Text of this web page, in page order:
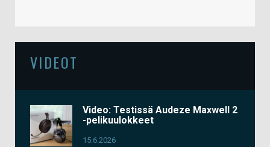
VIDEOT
Video: Testissä Audeze Maxwell 2
-pelikuulokkeet
15.6.2026